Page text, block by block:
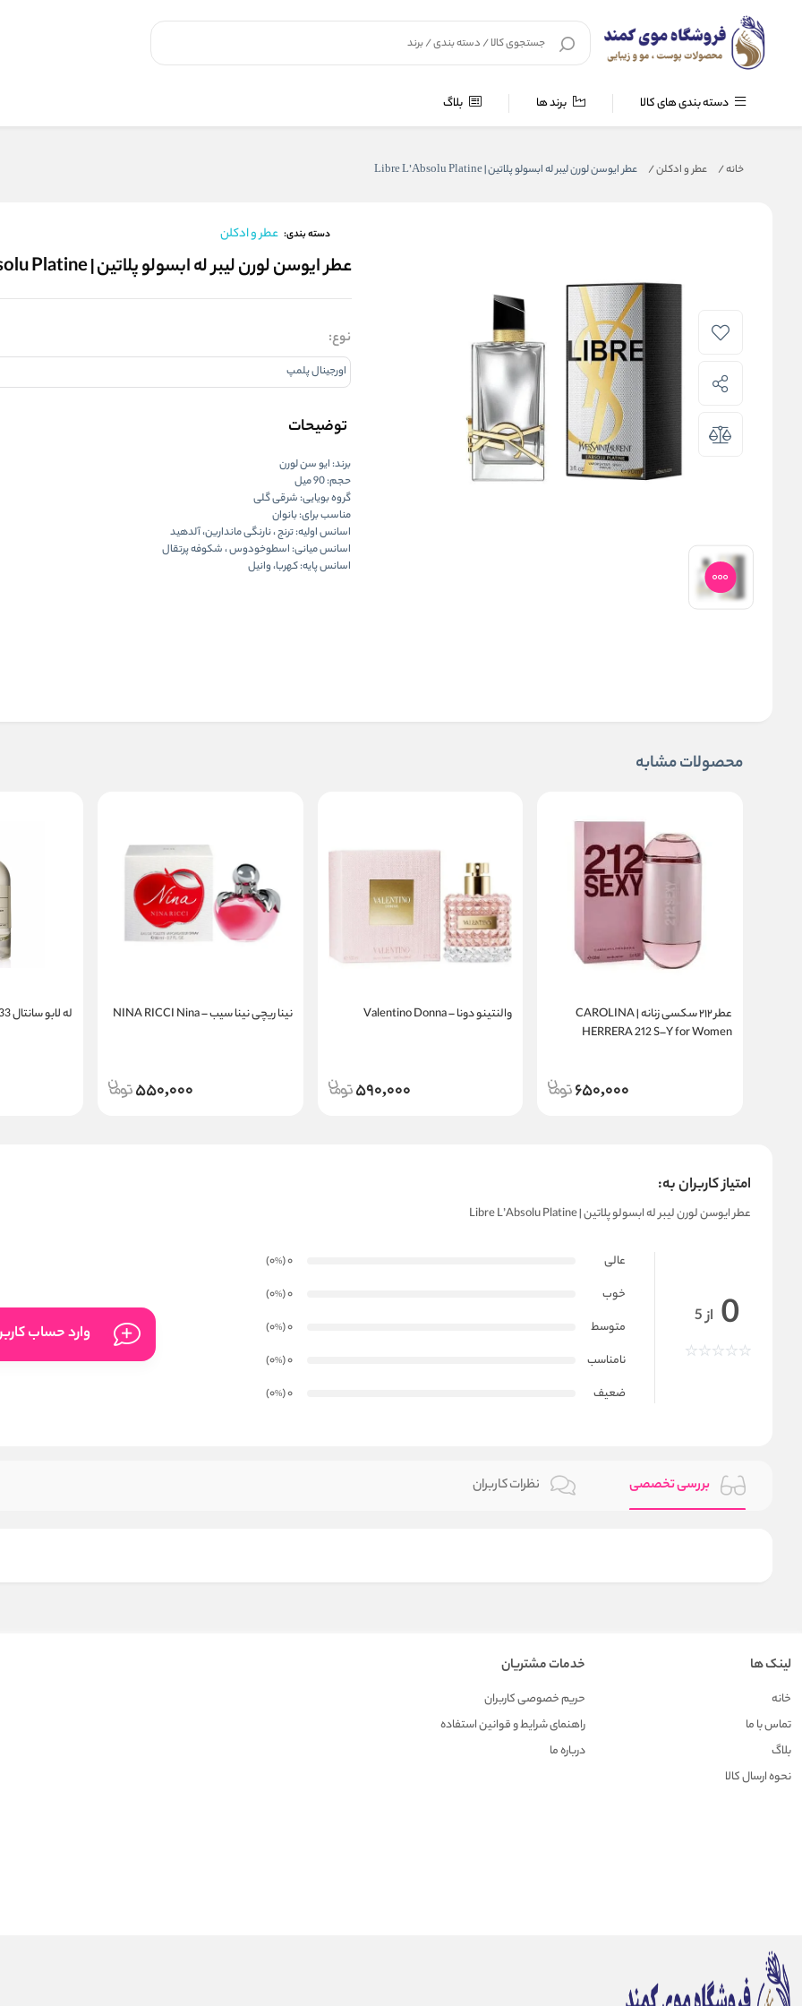
دسته بندی های کالا برند ها بلاگ
خانه/ عطر و ادکلن/ عطر ایوسن لورن لیبر له ابسولو پلاتین | Libre L’Absolu Platine
دسته بندی: عطر و ادکلن
عطر ایوسن لورن لیبر له ابسولو پلاتین | Libre L’Absolu Platine
نوع:
توضیحات
برند: ایو سن لورن
حجم: 90 میل
گروه بویایی: شرقی گلی
مناسب برای: بانوان
اسانس اولیه: ترنج ، نارنگی ماندارین، آلدهید
اسانس میانی: اسطوخودوس ، شکوفه پرتقال
اسانس پایه: کهربا، وانیل
محصولات مشابه
عطر ۲۱۲ سکسی زنانه | CAROLINA
HERRERA 212 S–Y for Women
650,000
والنتینو دونا – Valentino Donna
590,000
نینا ریچی نینا سیب – NINA RICCI Nina
550,000
له لابو سانتال 33 | LE LABO Santal 33
امتیاز کاربران به:
عطر ایوسن لورن لیبر له ابسولو پلاتین | Libre L’Absolu Platine
0 از 5
عالی 0
(0
%
)
خوب
0
(0
%
)
متوسط
0
(0
%
)
نامناسب
0
(0
%
)
ضعیف
0
(0
%
)
وارد حساب
بررسی تخصصی نظرات کاربران
لینک ها
خانه
تماس با ما
بلاگ
نحوه ارسال کالا
خدمات مشتریان
حریم خصوصی کاربران
راهنمای شرایط و قوانین استفاده
درباره ما